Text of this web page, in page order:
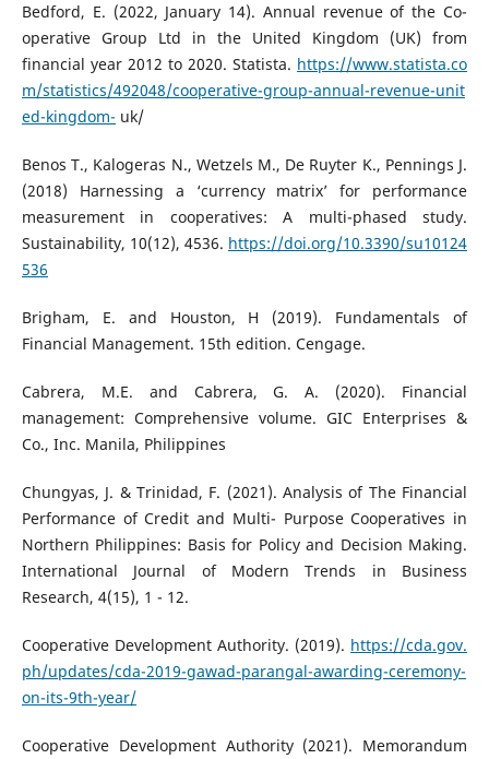
Bedford, E. (2022, January 14). Annual revenue of the Co-
operative Group Ltd in the United Kingdom (UK) from
financial year 2012 to 2020. Statista. https://www.statista.co
m/statistics/492048/cooperative-group-annual-revenue-unit
ed-kingdom- uk/
Benos T., Kalogeras N., Wetzels M., De Ruyter K., Pennings J.
(2018) Harnessing a ‘currency matrix’ for performance
measurement in cooperatives: A multi-phased study.
Sustainability, 10(12), 4536. https://doi.org/10.3390/su10124
536
Brigham, E. and Houston, H (2019). Fundamentals of
Financial Management. 15th edition. Cengage.
Cabrera, M.E. and Cabrera, G. A. (2020). Financial
management: Comprehensive volume. GIC Enterprises &
Co., Inc. Manila, Philippines
Chungyas, J. & Trinidad, F. (2021). Analysis of The Financial
Performance of Credit and Multi- Purpose Cooperatives in
Northern Philippines: Basis for Policy and Decision Making.
International Journal of Modern Trends in Business
Research, 4(15), 1 - 12.
Cooperative Development Authority. (2019). https://cda.gov.
ph/updates/cda-2019-gawad-parangal-awarding-ceremony-
on-its-9th-year/
Cooperative Development Authority (2021). Memorandum